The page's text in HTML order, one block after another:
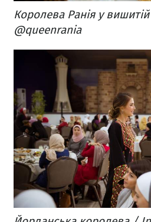
Королева Ранія у
@queenrania